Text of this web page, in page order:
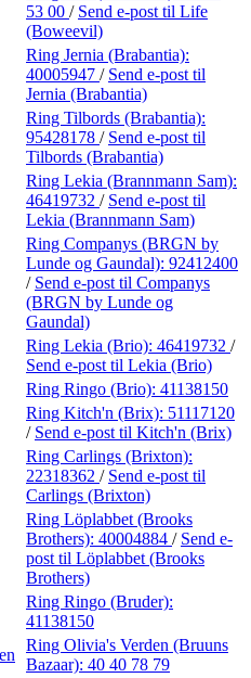
53 00 / Send e-post til Life
(Boweevil)
Ring Jernia (Brabantia):
40005947 / Send e-post til
Jernia (Brabantia)
Ring Tilbords (Brabantia):
95428178 / Send e-post til
Tilbords (Brabantia)
Ring Lekia (Brannmann Sam):
46419732 / Send e-post til
Lekia (Brannmann Sam)
Ring Companys (BRGN by
Lunde og Gaundal): 92412400
/ Send e-post til Companys
(BRGN by Lunde og
Gaundal)
Ring Lekia (Brio): 46419732 /
Send e-post til Lekia (Brio)
Ring Ringo (Brio): 41138150
Ring Kitch'n (Brix): 51117120
/ Send e-post til Kitch'n (Brix)
Ring Carlings (Brixton):
22318362 / Send e-post til
Carlings (Brixton)
Ring Löplabbet (Brooks
Brothers): 40004884 / Send e-
post til Löplabbet (Brooks
Brothers)
Ring Ringo (Bruder):
41138150
Ring Olivia's Verden (Bruuns
Bazaar): 40 40 78 79